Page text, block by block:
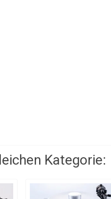
Kategorie: